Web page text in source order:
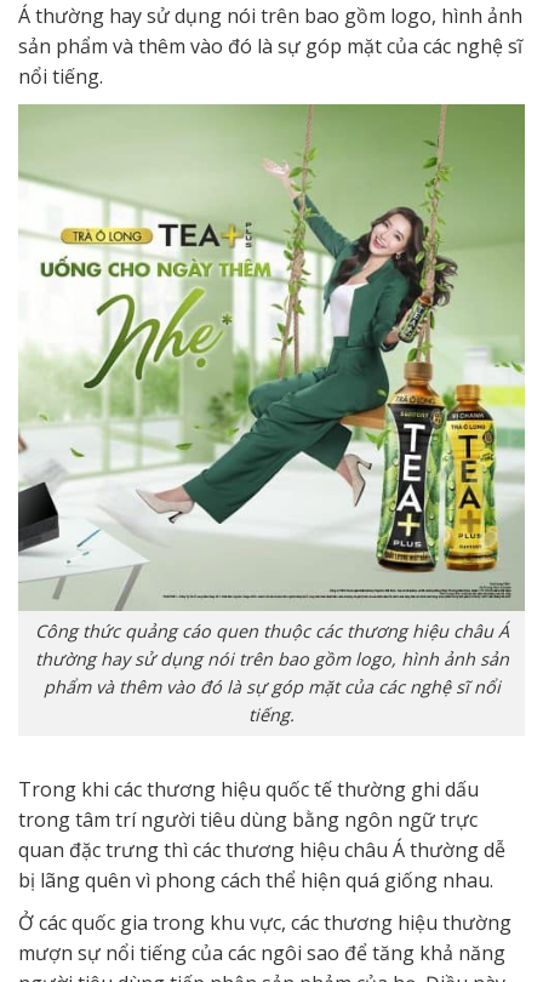
Á thường hay sử dụng nói trên bao gồm logo, hình ảnh
sản phẩm và thêm vào đó là sự góp mặt của các nghệ sĩ
nổi tiếng.
Công thức quảng cáo quen thuộc các thương hiệu châu Á
thường hay sử dụng nói trên bao gồm logo, hình ảnh sản
phẩm và thêm vào đó là sự góp mặt của các nghệ sĩ nổi
tiếng.
Trong khi các thương hiệu quốc tế thường ghi dấu
trong tâm trí người tiêu dùng bằng ngôn ngữ trực
quan đặc trưng thì các thương hiệu châu Á thường dễ
bị lãng quên vì phong cách thể hiện quá giống nhau.
Ở các quốc gia trong khu vực, các thương hiệu thường
mượn sự nổi tiếng của các ngôi sao để tăng khả năng